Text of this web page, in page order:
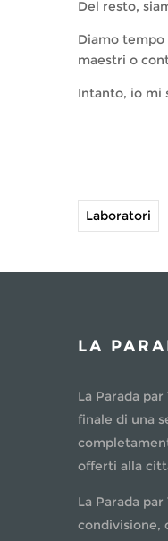
Del resto,
Diamo
maestri o
Intanto, io mi
Laboratori
LA
La Parada
finale di una
offerti alla
La Parada
condivisione,